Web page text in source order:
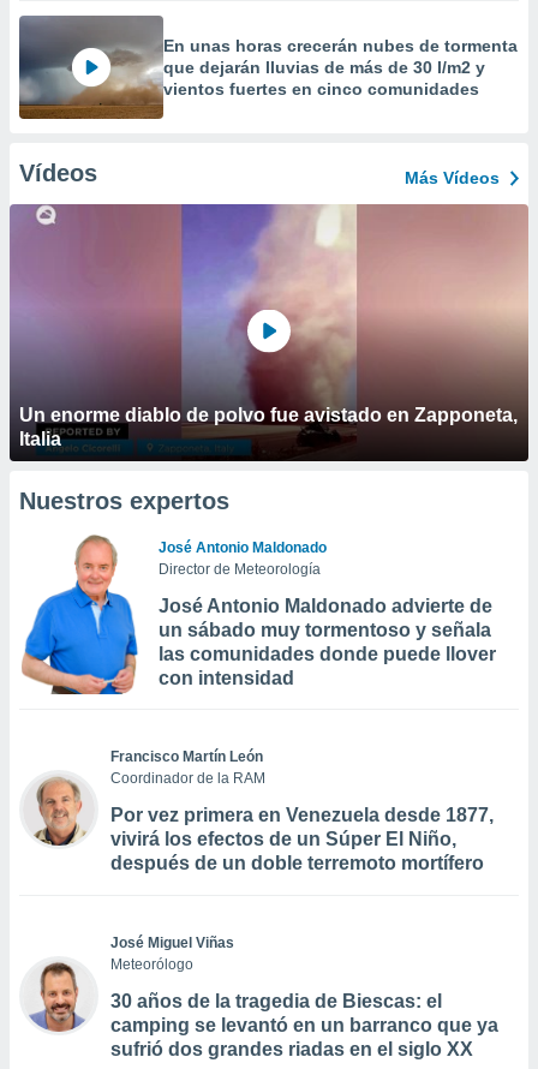
En unas horas crecerán nubes de tormenta
que dejarán lluvias de más de 30 l/m2 y
vientos fuertes en cinco comunidades
Vídeos Más Vídeos
Un enorme diablo de polvo fue avistado en Zapponeta,
Italia
Nuestros expertos
José Antonio Maldonado
Director de Meteorología
José Antonio Maldonado advierte de
un sábado muy tormentoso y señala
las comunidades donde puede llover
con intensidad
Francisco Martín León
Coordinador de la RAM
Por vez primera en Venezuela desde 1877,
vivirá los efectos de un Súper El Niño,
después de un doble terremoto mortífero
José Miguel Viñas
Meteorólogo
30 años de la tragedia de Biescas: el
camping se levantó en un barranco que ya
sufrió dos grandes riadas en el siglo XX